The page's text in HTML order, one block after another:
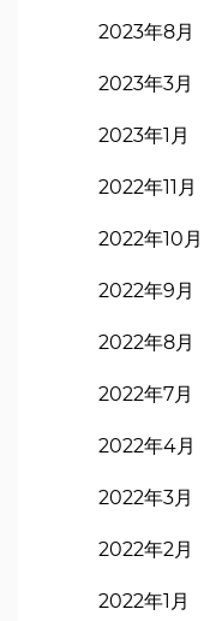
2023年8月
2023年3月
2023年1月
2022年11月
2022年10月
2022年9月
2022年8月
2022年7月
2022年4月
2022年3月
2022年2月
2022年1月